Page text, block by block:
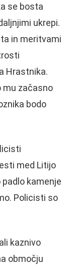
se bosta
ukrepi.
in meritvami
Hrastnika.
mu začasno
bodo
med Litijo
padlo kamenje
Policisti so
kaznivo
območju